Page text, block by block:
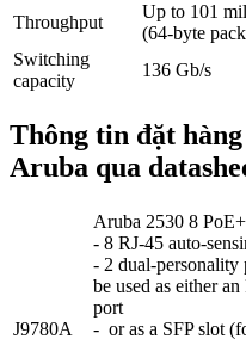
Throughput
Up to 101
(64-byte
Switching
capacity
136 Gb/s
Thông tin đặt
Aruba qua
J9780A
Aruba 2530 8
- 8 RJ-45 auto-
- 2 dual-personality
be used as either
port
- or as a SFP slot